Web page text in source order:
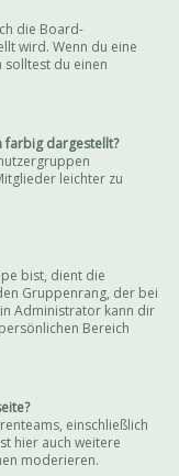
die Board-
wird. Wenn du eine
solltest du einen
farbig dargestellt?
leichter zu
bist, dient die
Gruppenrang, der bei
Administrator kann dir
Bereich
einschließlich
hier auch weitere
moderieren.